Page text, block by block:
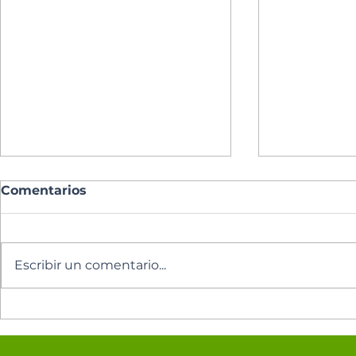
Espíritu Santo 🕊️
Espíritu
Comentarios
Escribir un comentario...